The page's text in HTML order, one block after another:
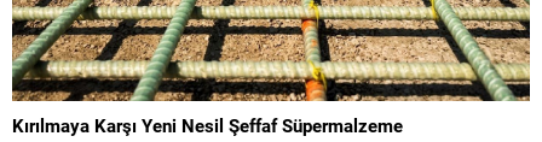
Kırılmaya Karşı Yeni Nesil Şeffaf Süpermalzeme